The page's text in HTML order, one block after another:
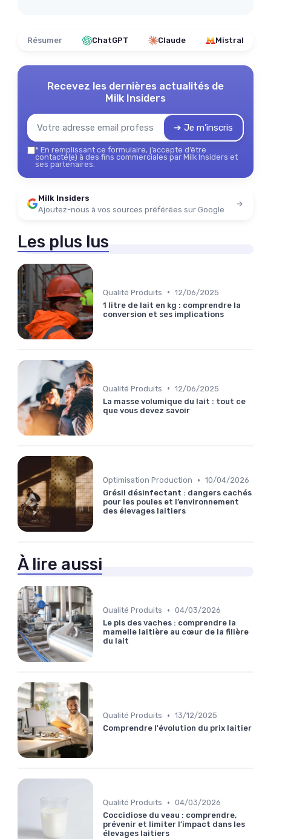
Résumer ChatGPT Claude Mistral
Recevez les dernières actualités de
Milk Insiders
➔ Je m'inscris
* En remplissant ce formulaire, j’accepte d’être
contacté(e) à des fins commerciales par Milk Insiders et
ses partenaires.
Milk Insiders
Ajoutez-nous à vos sources préférées sur Google
Les plus lus
Qualité Produits • 12/06/2025
1 litre de lait en kg : comprendre la
conversion et ses implications
Qualité Produits • 12/06/2025
La masse volumique du lait : tout ce
que vous devez savoir
Optimisation Production • 10/04/2026
Grésil désinfectant : dangers cachés
pour les poules et l’environnement
des élevages laitiers
À lire aussi
Qualité Produits • 04/03/2026
Le pis des vaches : comprendre la
mamelle laitière au cœur de la filière
du lait
Qualité Produits • 13/12/2025
Comprendre l'évolution du prix laitier
Qualité Produits • 04/03/2026
Coccidiose du veau : comprendre,
prévenir et limiter l’impact dans les
élevages laitiers